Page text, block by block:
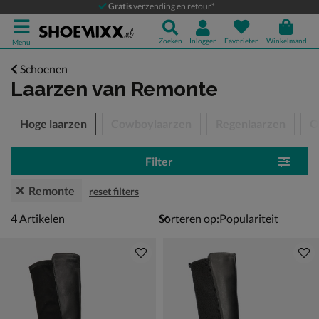
Gratisverzending en retour*
Menu Zoeken Inloggen Favorieten Winkelmand
Schoenen
Laarzen van Remonte
over
Hoge laarzen
Filter
Remonte reset filters
4 artikelen
4Artikelen Sorteren op: